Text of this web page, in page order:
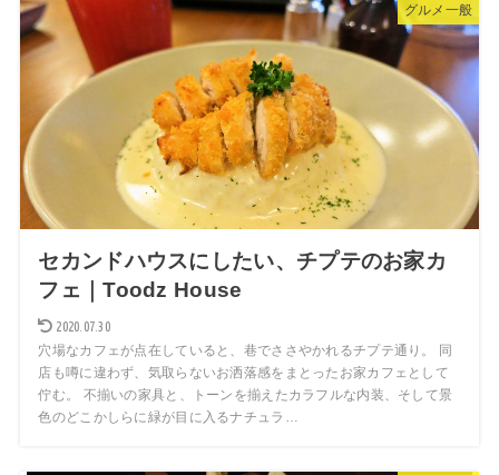
グルメ一般
セカンドハウスにしたい、チプテのお家カ
フェ｜Toodz House
2020.07.30
穴場なカフェが点在していると、巷でささやかれるチプテ通り。 同
店も噂に違わず、気取らないお洒落感をまとったお家カフェとして
佇む。 不揃いの家具と、トーンを揃えたカラフルな内装、そして景
色のどこかしらに緑が目に入るナチュラ…